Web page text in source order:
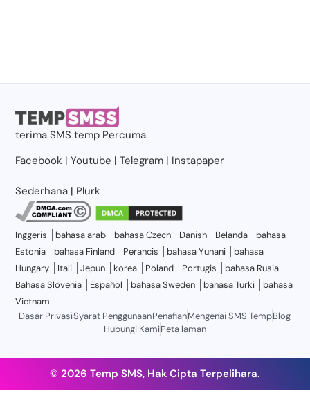
terimaSMS temp Percuma.
Facebook |Youtube |Telegram | Instapaper
Sederhana | Plurk
Inggeris bahasa arab bahasa Czech Danish Belanda
bahasa
Estonia
bahasa Finland Perancis bahasa Yunani
bahasa
Hungary
Itali Jepun korea Poland Portugis
bahasa Rusia
Bahasa Slovenia
Español bahasa Sweden bahasa Turki
bahasa
Vietnam
Dasar PrivasiSyarat PenggunaanPenafianMengenai SMS TempBlog
Hubungi KamiPeta laman
© 2026 Temp SMS, Hak Cipta Terpelihara.